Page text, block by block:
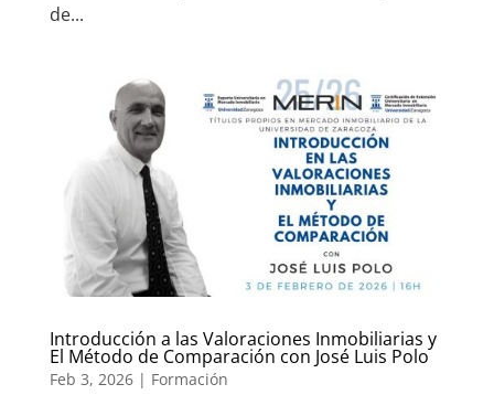
de...
Introducción a las Valoraciones Inmobiliarias y
El Método de Comparación con José Luis Polo
Feb 3, 2026| Formación